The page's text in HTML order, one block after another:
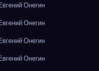
Онегин
Онегин
Онегин
Онегин